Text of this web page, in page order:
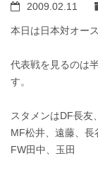
2009.02.11
本日は日本対オー
代表戦を見るのは
す。
スタメンはDF長友
MF松井、遠藤、長
FW田中、玉田